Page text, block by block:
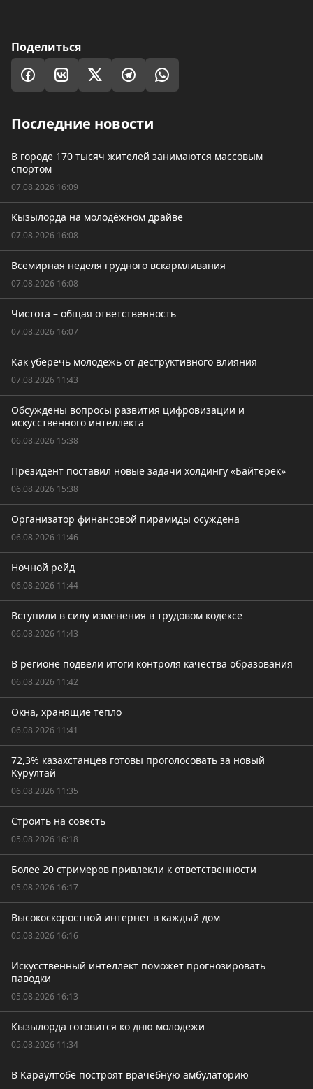
Поделиться
Последние новости
В городе 170 тысяч жителей занимаются массовым
спортом
07.08.2026 16:09
Кызылорда на молодёжном драйве
07.08.2026 16:08
Всемирная неделя грудного вскармливания
07.08.2026 16:08
Чистота – общая ответственность
07.08.2026 16:07
Как уберечь молодежь от деструктивного влияния
07.08.2026 11:43
Обсуждены вопросы развития цифровизации и
искусственного интеллекта
06.08.2026 15:38
Президент поставил новые задачи холдингу «Байтерек»
06.08.2026 15:38
Организатор финансовой пирамиды осуждена
06.08.2026 11:46
Ночной рейд
06.08.2026 11:44
Вступили в силу изменения в трудовом кодексе
06.08.2026 11:43
В регионе подвели итоги контроля качества образования
06.08.2026 11:42
Окна, хранящие тепло
06.08.2026 11:41
72,3% казахстанцев готовы проголосовать за новый
Курултай
06.08.2026 11:35
Строить на совесть
05.08.2026 16:18
Более 20 стримеров привлекли к ответственности
05.08.2026 16:17
Высокоскоростной интернет в каждый дом
05.08.2026 16:16
Искусственный интеллект поможет прогнозировать
паводки
05.08.2026 16:13
Кызылорда готовится ко дню молодежи
05.08.2026 11:34
В Караултобе построят врачебную амбулаторию